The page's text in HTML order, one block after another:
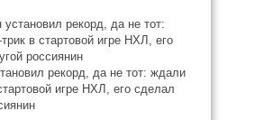
рекорд, да не тот: ждали
игре НХЛ, его сделал